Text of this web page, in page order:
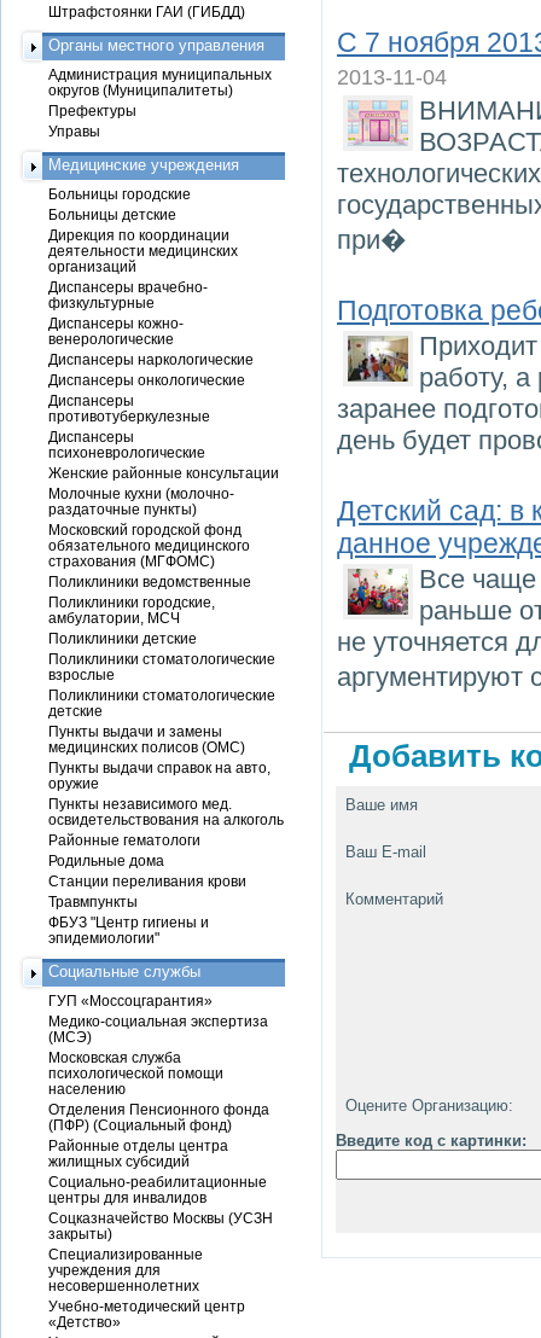
С 7 ноября
2013-11-04
при�
Подготовка
работу,
заранее
день будет
Детский сад: в
данное
Все чаще
раньше
не уточняется
аргументируют
Добавить
Ваше имя
Ваш E-mail
Комментарий
Оцените Организацию:
Введите код с картинки:
Штрафстоянки ГАИ (ГИБДД)
Органы местного управления
Администрация муниципальных
округов (Муниципалитеты)
Префектуры
Управы
Медицинские учреждения
Больницы городские
Больницы детские
Дирекция по координации
деятельности медицинских
организаций
Диспансеры врачебно-
физкультурные
Диспансеры кожно-
венерологические
Диспансеры наркологические
Диспансеры онкологические
Диспансеры
противотуберкулезные
Диспансеры
психоневрологические
Женские районные консультации
Молочные кухни (молочно-
раздаточные пункты)
Московский городской фонд
обязательного медицинского
страхования (МГФОМС)
Поликлиники ведомственные
Поликлиники городские,
амбулатории, МСЧ
Поликлиники детские
Поликлиники стоматологические
взрослые
Поликлиники стоматологические
детские
Пункты выдачи и замены
медицинских полисов (ОМС)
Пункты выдачи справок на авто,
оружие
Пункты независимого мед.
освидетельствования на алкоголь
Районные гематологи
Родильные дома
Станции переливания крови
Травмпункты
ФБУЗ "Центр гигиены и
эпидемиологии"
Социальные службы
ГУП «Моссоцгарантия»
Медико-социальная экспертиза
(МСЭ)
Московская служба
психологической помощи
населению
Отделения Пенсионного фонда
(ПФР) (Социальный фонд)
Районные отделы центра
жилищных субсидий
Социально-реабилитационные
центры для инвалидов
Соцказначейство Москвы (УСЗН
закрыты)
Специализированные
учреждения для
несовершеннолетних
Учебно-методический центр
«Детство»